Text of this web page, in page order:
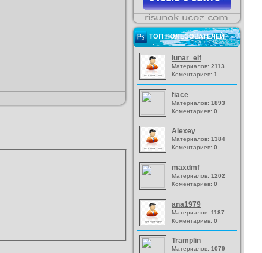
ТОП ПОЛЬЗОВАТЕЛЕЙ
lunar_elf
Материалов: 2113
Коментариев: 1
fiace
Материалов: 1893
Коментариев: 0
Alexey
Материалов: 1384
Коментариев: 0
maxdmf
Материалов: 1202
Коментариев: 0
ana1979
Материалов: 1187
Коментариев: 0
Tramplin
Материалов: 1079